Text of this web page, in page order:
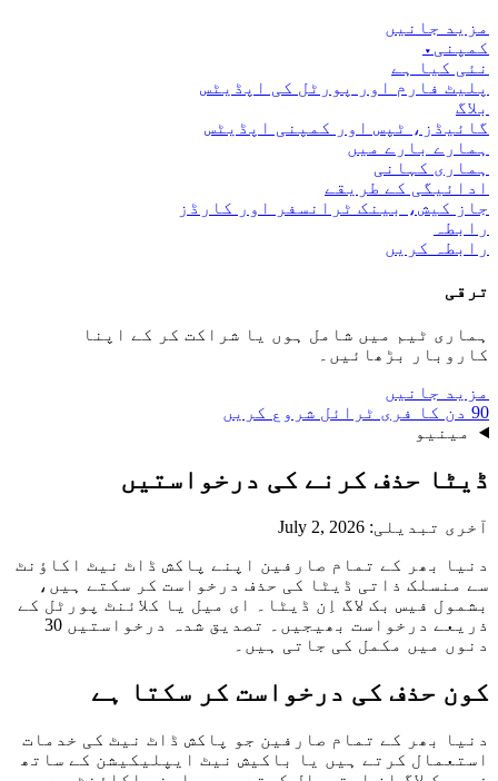
مزید جانیں
کمپنی ▾
نئی کیا ہے
پلیٹ فارم اور پورٹل کی اپڈیٹس
بلاگ
گائیڈز، ٹپس اور کمپنی اپڈیٹس
ہمارے بارے میں
ہماری کہانی
ادائیگی کے طریقے
جاز کیش، بینک ٹرانسفر اور کارڈز
رابطہ
رابطہ کریں
ترقی
ہماری ٹیم میں شامل ہوں یا شراکت کر کے اپنا
کاروبار بڑھائیں۔
مزید جانیں
90 دن کا فری ٹرائل شروع کریں
مینیو
ڈیٹا حذف کرنے کی درخواستیں
آخری تبدیلی: July 2, 2026
دنیا بھر کے تمام صارفین اپنے پاکش ڈاٹ نیٹ اکاؤنٹ
سے منسلک ذاتی ڈیٹا کی حذف درخواست کر سکتے ہیں،
بشمول فیس بک لاگ اِن ڈیٹا۔ ای میل یا کلائنٹ پورٹل کے
ذریعے درخواست بھیجیں۔ تصدیق شدہ درخواستیں 30
دنوں میں مکمل کی جاتی ہیں۔
کون حذف کی درخواست کر سکتا ہے
دنیا بھر کے تمام صارفین جو پاکش ڈاٹ نیٹ کی خدمات
استعمال کرتے ہیں یا باکیش نیٹ ایپلیکیشن کے ساتھ